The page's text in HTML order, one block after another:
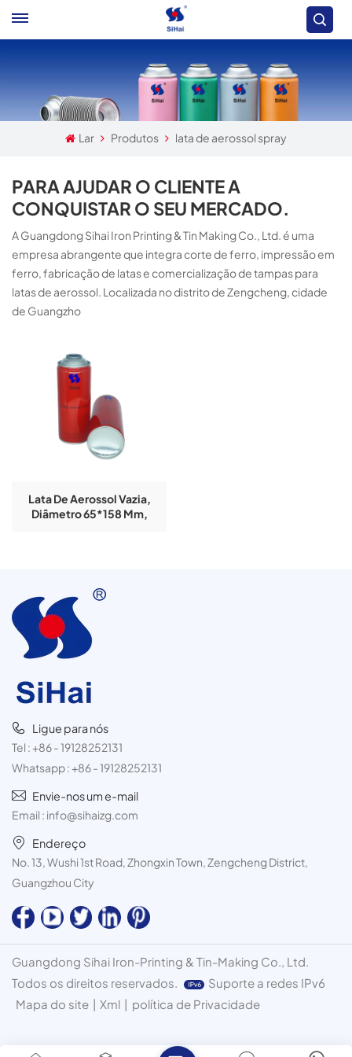
Lar Produtos lata de aerossol spray
PARA AJUDAR O CLIENTE A
CONQUISTAR O SEU MERCADO.
A Guangdong Sihai Iron Printing & Tin Making Co., Ltd. é uma
empresa abrangente que integra corte de ferro, impressão em
ferro, fabricação de latas e comercialização de tampas para
latas de aerossol. Localizada no distrito de Zengcheng, cidade
de Guangzho
Lata De Aerossol Vazia,
Diâmetro 65*158 Mm,
Ligue para nós
Tel :+86 - 19128252131
Whatsapp :+86 - 19128252131
Envie-nos um e-mail
Email : info@sihaizg.com
Endereço
No. 13, Wushi 1st Road, Zhongxin Town, Zengcheng District,
Guangzhou City
Guangdong Sihai Iron-Printing & Tin-Making Co., Ltd.
Todos os direitos reservados.
Suporte a redes IPv6
Mapa do site | Xml | política de Privacidade